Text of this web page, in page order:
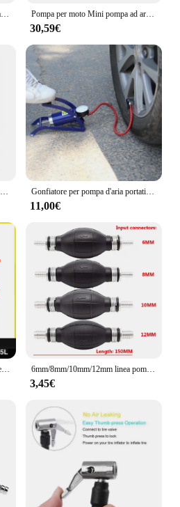
6mm/8mm/10mm/12mm linea pompa carburante manuale gomma alluminio mano Primer lampadina trasferimento olio diesel benzina per auto barca fuoribordo marino Pompa per moto Mini pompa ad aria ricaricabile gonfiatore per pneumatici compressore portatile gonfiatore per Display digitale per palloni da bicicletta per moto
30,59€
Pompa per bottiglia d'acqua 5 galloni di ricarica USB interruttore erogatore di acqua elettrico portatile per bere automatico Gonfiatore per pompa d'aria portatile con manometro Pompa a pedale per bici ad alta pressione per basket Materassino ad aria Pneumatici per moto Auto
11,00€
Avviatore di emergenza per compressore d'aria multifunzione per auto, comodo gonfiatore per pneumatici, avviamento a batteria portatile con borsa EVA 6mm/8mm/10mm/12mm linea pompa carburante manuale gomma alluminio primer a mano lampadina trasferimento olio diesel benzina per auto barca fuoribordo marino
3,45€